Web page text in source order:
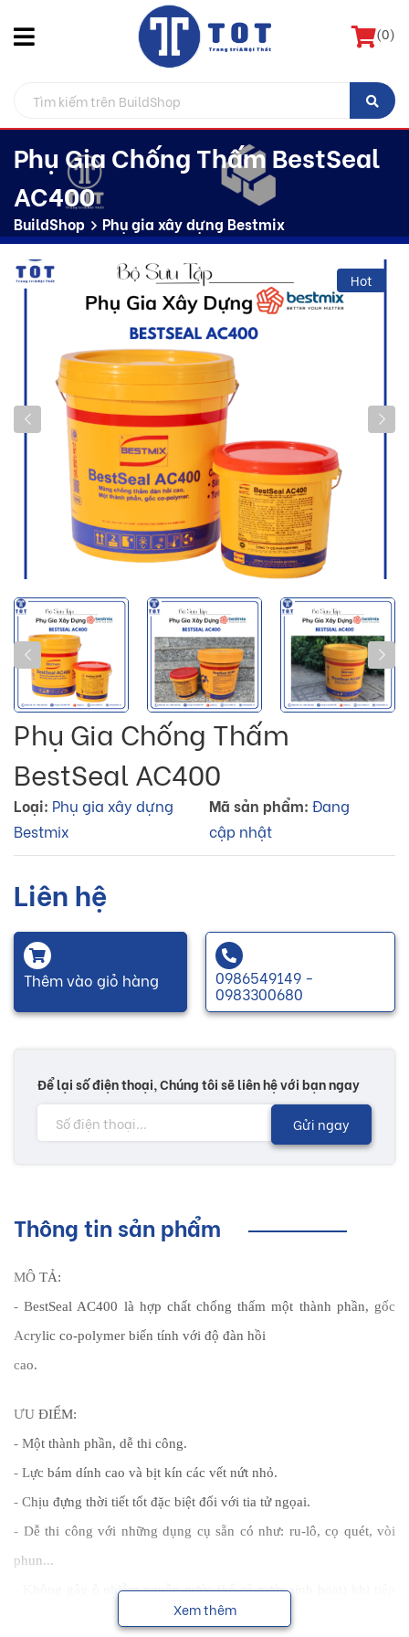
(0)
Phụ Gia Chống Thấm BestSeal
AC400
BuildShop Phụ gia xây dựng Bestmix
Hot
Phụ Gia Chống Thấm
BestSeal AC400
Loại: Phụ gia xây dựng
Bestmix
Mã sản phẩm: Đang
cập nhật
Liên hệ
Thêm vào giỏ hàng 0986549149 -
0983300680
Để lại số điện thoại, Chúng tôi sẽ liên hệ với bạn ngay
Gửi ngay
Thông tin sản phẩm
MÔ TẢ:
- BestSeal AC400 là hợp chất chống thấm một thành phần, gốc
Acrylic co-polymer biến tính với độ đàn hồi
cao.
ƯU ĐIỂM:
- Một thành phần, dễ thi công.
- Lực bám dính cao và bịt kín các vết nứt nhỏ.
- Chịu đựng thời tiết tốt đặc biệt đối với tia tử ngọai.
- Dễ thi công với những dụng cụ sẵn có như: ru-lô, cọ quét, vòi
phun...
- Không gây ô nhiễm nguồn nước (kể cả nước sinh họat) khi tiếp
Xem thêm